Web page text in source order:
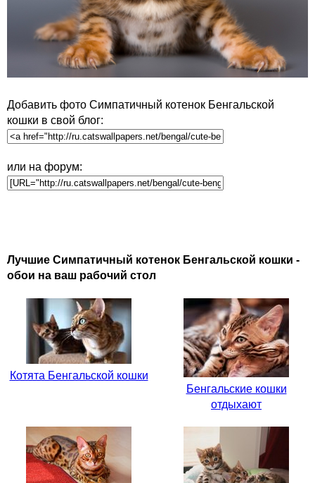
Добавить фото Симпатичный котенок Бенгальской
кошки в свой блог:
или на форум:
Лучшие Симпатичный котенок Бенгальской кошки -
обои на ваш рабочий стол
Котята Бенгальской кошки
Бенгальские кошки
отдыхают